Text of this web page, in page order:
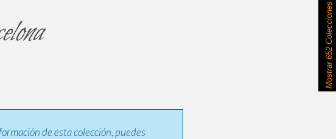
Mostrar
652 Colecciones
de esta colección, puedes